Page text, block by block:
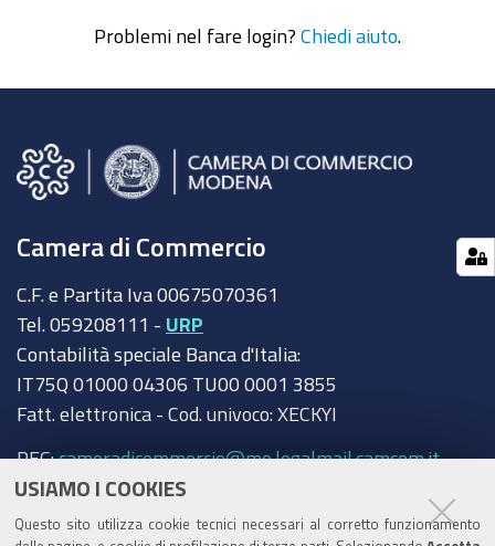
USIAMO I COOKIES
Questo sito utilizza cookie tecnici necessari al corretto funzionamento
Problemi nel fare login? Chiedi aiuto
Camera di Commercio
C.F. e Partita Iva 00675070361
Tel. 059208111 - URP
Contabilità speciale Banca d'Italia:
IT75Q 01000 04306 TU00 0001 3855
Fatt. elettronica - Cod. univoco: XECKYI
PEC:cameradicommercio@mo.legalmail.camcom.it
Trasparenza